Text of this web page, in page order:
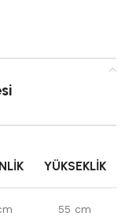
YÜKSEKLIK
55 cm